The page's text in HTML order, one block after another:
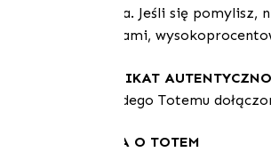
markera. Jeśli się
perfumami,
CERTYFIKAT
Do każdego Totemu
TROSKA O TOTEM